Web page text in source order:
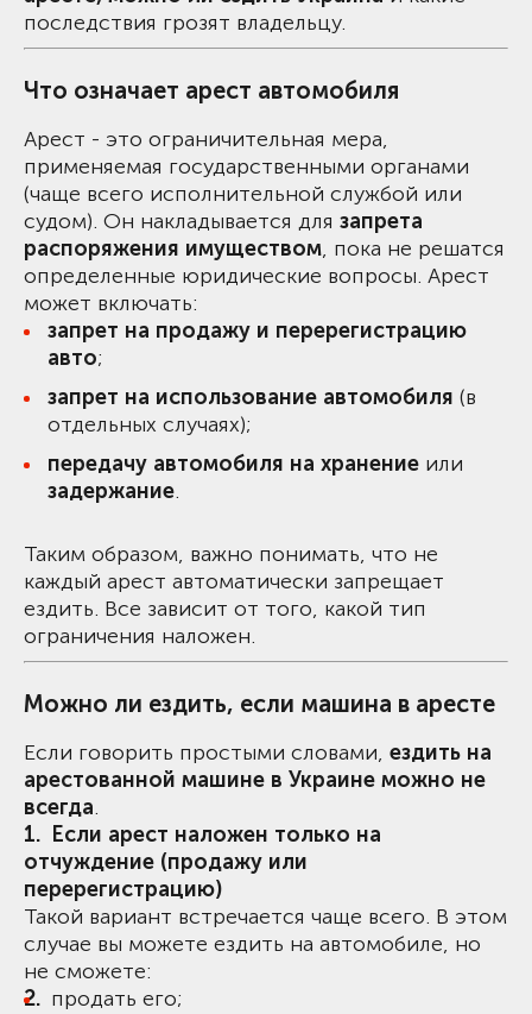
последствия грозят владельцу.
Что означает арест автомобиля
Арест - это ограничительная мера,
применяемая государственными органами
(чаще всего исполнительной службой или
судом). Он накладывается для запрета
распоряжения имуществом, пока не решатся
определенные юридические вопросы. Арест
может включать:
запрет на продажу и перерегистрацию
авто;
запрет на использование автомобиля (в
отдельных случаях);
передачу автомобиля на хранение или
задержание.
Таким образом, важно понимать, что не
каждый арест автоматически запрещает
ездить. Все зависит от того, какой тип
ограничения наложен.
Можно ли ездить, если машина в аресте
Если говорить простыми словами, ездить на
арестованной машине в Украине можно не
всегда.
Если арест наложен только на
отчуждение (продажу или
перерегистрацию)
Такой вариант встречается чаще всего. В этом
случае вы можете ездить на автомобиле, но
не сможете:
продать его;